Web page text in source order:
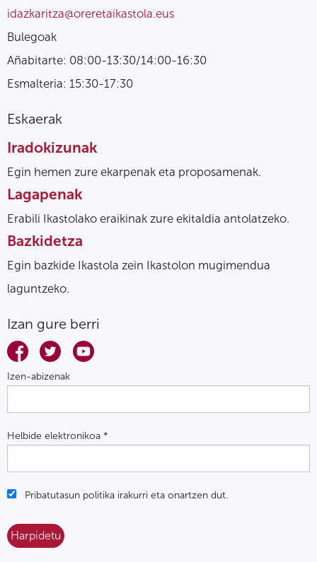
idazkaritza@oreretaikastola.eus
Bulegoak
Añabitarte: 08:00-13:30/14:00-16:30
Esmalteria: 15:30-17:30
Eskaerak
Iradokizunak
Egin hemen zure ekarpenak eta proposamenak.
Lagapenak
Erabili Ikastolako eraikinak zure ekitaldia antolatzeko.
Bazkidetza
Egin bazkide Ikastola zein Ikastolon mugimendua
laguntzeko.
Izan gure berri
Izen-abizenak
Helbide elektronikoa *
Pribatutasun politika irakurri eta onartzen dut.